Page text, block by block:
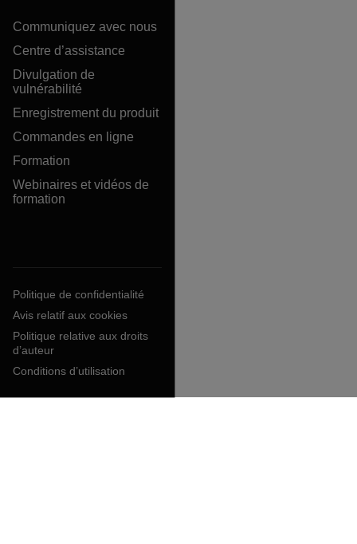
Communiquez avec nous
Centre d’assistance
Divulgation de
vulnérabilité
Enregistrement du produit
Commandes en ligne
Formation
Webinaires et vidéos de
formation
Politique de confidentialité
Avis relatif aux cookies
Politique relative aux droits
d’auteur
Conditions d’utilisation